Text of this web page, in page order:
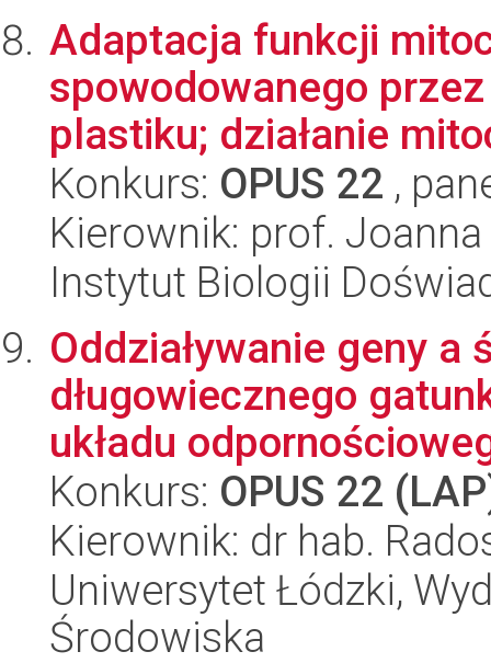
Adaptacja funkcji
spowodowanego
plastiku; działanie
Konkurs: OPUS 22 ,
Kierownik: prof.
Instytut Biologii
Oddziaływanie geny a
długowiecznego
układu
Konkurs: OPUS 22
Kierownik: dr hab.
Uniwersytet Łódzki,
Środowiska